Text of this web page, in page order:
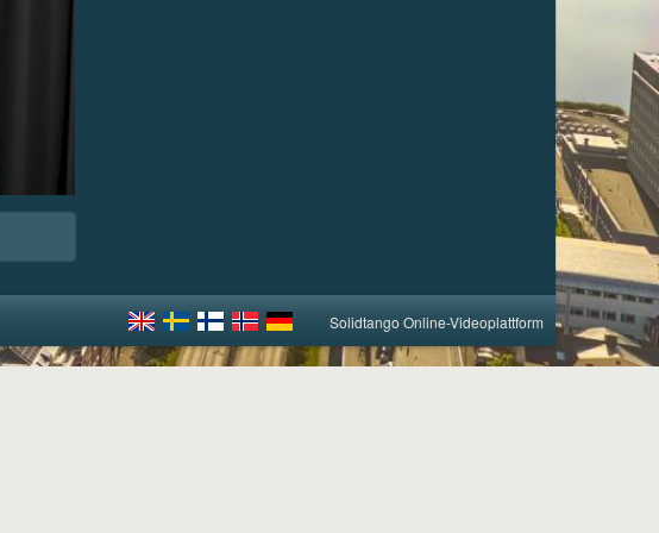
Solidtango Online-Videoplattform